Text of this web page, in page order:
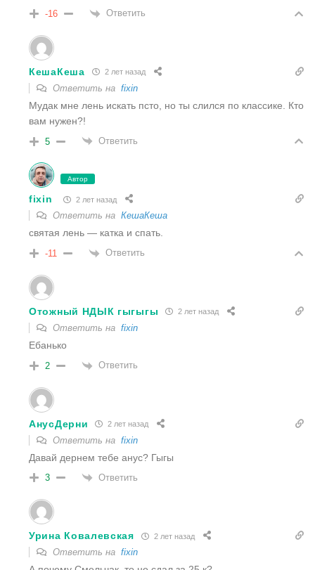
-16 Ответить
КешаКеша 2 лет назад
Ответить на fixin
Мудак мне лень искать псто, но ты слился по классике. Кто
вам нужен?!
5 Ответить
Автор
fixin 2 лет назад
Ответить на КешаКеша
святая лень — катка и спать.
-11 Ответить
Отожный НДЫК гыгыгы 2 лет назад
Ответить на fixin
Ебанько
2 Ответить
АнусДерни 2 лет назад
Ответить на fixin
Давай дернем тебе анус? Гыгы
3 Ответить
Урина Ковалевская 2 лет назад
Ответить на fixin